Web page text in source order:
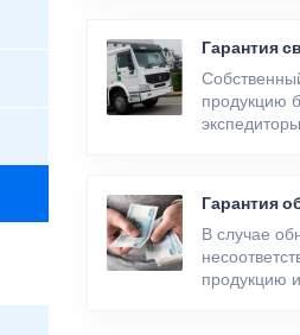
Гарантия
продукцию
Гарантия
В случае
продукцию